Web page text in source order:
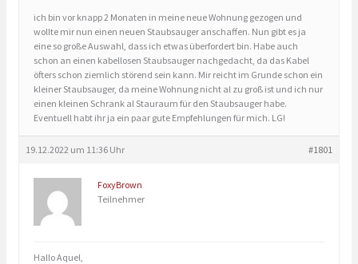
ich bin vor knapp 2 Monaten in meine neue Wohnung gezogen und
wollte mir nun einen neuen Staubsauger anschaffen. Nun gibt es ja
eine so große Auswahl, dass ich etwas überfordert bin. Habe auch
schon an einen kabellosen Staubsauger nachgedacht, da das Kabel
öfters schon ziemlich störend sein kann. Mir reicht im Grunde schon ein
kleiner Staubsauger, da meine Wohnung nicht al zu groß ist und ich nur
einen kleinen Schrank al Stauraum für den Staubsauger habe.
Eventuell habt ihr ja ein paar gute Empfehlungen für mich. LG!
19.12.2022 um 11:36 Uhr #1801
FoxyBrown
Teilnehmer
Hallo Aquel,